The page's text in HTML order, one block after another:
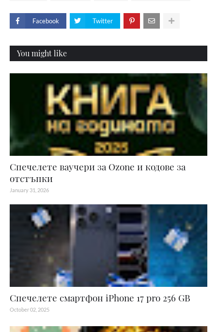
Facebook Twitter
You might like
Спечелете ваучери за Ozone и кодове за
отстъпки
January 31, 2026
Спечелете смартфон iPhone 17 pro 256 GB
October 02, 2025